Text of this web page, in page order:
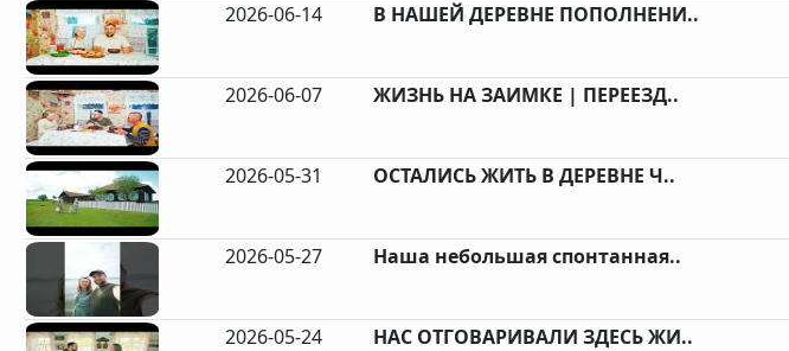
2026-06-14 В НАШЕЙ ДЕРЕВНЕ ПОПОЛНЕНИ..
2026-06-07 ЖИЗНЬ НА ЗАИМКЕ | ПЕРЕЕЗД..
2026-05-31 ОСТАЛИСЬ ЖИТЬ В ДЕРЕВНЕ Ч..
2026-05-27 Наша небольшая спонтанная..
2026-05-24 НАС ОТГОВАРИВАЛИ ЗДЕСЬ ЖИ..